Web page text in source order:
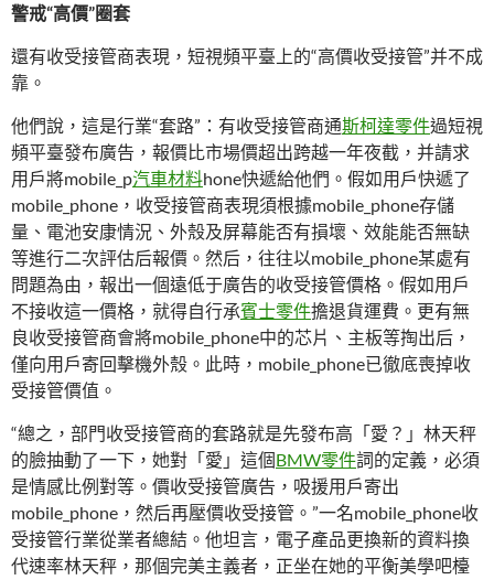
警戒“高價”圈套
還有收受接管商表現，短視頻平臺上的“高價收受接管”并不成
靠。
他們說，這是行業“套路”：有收受接管商通斯柯達零件過短視
頻平臺發布廣告，報價比市場價超出跨越一年夜截，并請求
用戶將mobile_p汽車材料hone快遞給他們。假如用戶快遞了
mobile_phone，收受接管商表現須根據mobile_phone存儲
量、電池安康情況、外殼及屏幕能否有損壞、效能能否無缺
等進行二次評估后報價。然后，往往以mobile_phone某處有
問題為由，報出一個遠低于廣告的收受接管價格。假如用戶
不接收這一價格，就得自行承賓士零件擔退貨運費。更有無
良收受接管商會將mobile_phone中的芯片、主板等掏出后，
僅向用戶寄回擊機外殼。此時，mobile_phone已徹底喪掉收
受接管價值。
“總之，部門收受接管商的套路就是先發布高「愛？」林天秤
的臉抽動了一下，她對「愛」這個BMW零件詞的定義，必須
是情感比例對等。價收受接管廣告，吸援用戶寄出
mobile_phone，然后再壓價收受接管。”一名mobile_phone收
受接管行業從業者總結。他坦言，電子產品更換新的資料換
代速率林天秤，那個完美主義者，正坐在她的平衡美學吧檯